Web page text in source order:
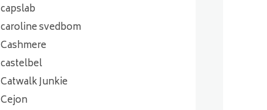
capslab
caroline svedbom
Cashmere
castelbel
Catwalk Junkie
Cejon